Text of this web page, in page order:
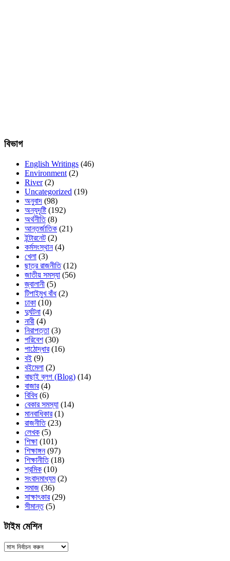
বিভাগ
English Writings (46)
Environment (2)
River(2)
Uncategorized (19)
অনুবাদ (98)
অন্যদৃষ্টি(192)
অর্থনীতি(8)
আন্তর্জাতিক (21)
ইন্টারনেট(2)
কর্মসংস্থান(4)
খেলা (3)
ছাত্র রাজনীতি(12)
জাতীয় সমস্যা (56)
জ্বালানী (5)
টিপাইমুখ বাঁধ(2)
ঢাকা (10)
দুর্ঘটনা (4)
নারী (4)
নিরাপত্তা (3)
পরিবেশ(30)
পাঠোদ্ধার(16)
বই (9)
বইমেলা (2)
বাছাই ব্লগ (Blog) (14)
বাজার(4)
বিবিধ(6)
বেকার সমস্যা (14)
মানবাধিকার(1)
রাজনীতি(23)
লেখক (5)
শিক্ষা (101)
শিক্ষাঙ্গন(97)
শিক্ষানীতি(18)
শ্রমিক (10)
সংবাদমাধ্যম(2)
সমাজ (36)
সাক্ষাৎকার(29)
সীমান্ত(5)
টাইম মেশিন
টাইম